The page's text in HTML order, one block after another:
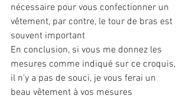
nécessaire pour vous confectionner un
vêtement, par contre, le tour de bras est
souvent important
En conclusion, si vous me donnez les
mesures comme indiqué sur ce croquis,
il n'y a pas de souci, je vous ferai un
beau vêtement à vos mesures